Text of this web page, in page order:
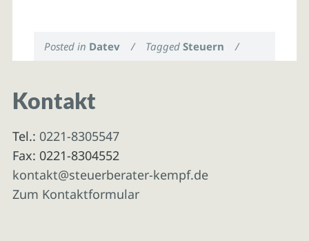
Posted in Datev / TaggedSteuern /
Kontakt
Tel.: 0221-8305547
Fax: 0221-8304552
kontakt@steuerberater-kempf.de
Zum Kontaktformular